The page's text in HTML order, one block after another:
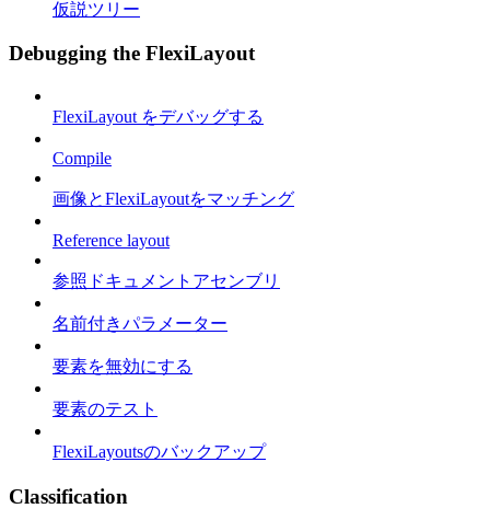
仮説ツリー
Debugging the FlexiLayout
FlexiLayout をデバッグする
Compile
画像とFlexiLayoutをマッチング
Reference layout
参照ドキュメントアセンブリ
名前付きパラメーター
要素を無効にする
要素のテスト
FlexiLayoutsのバックアップ
Classification